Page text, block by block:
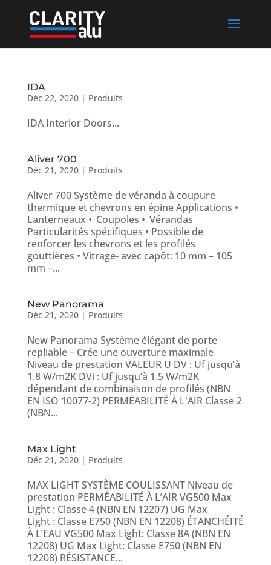
IDA
Déc 22, 2020| Produits
IDA Interior Doors...
Aliver 700
Déc 21, 2020| Produits
Aliver 700 Système de véranda à coupure
thermique et chevrons en épine Applications •
Lanterneaux • Coupoles • Vérandas
Particularités spécifiques • Possible de
renforcer les chevrons et les profilés
gouttières • Vitrage- avec capôt: 10 mm – 105
mm –...
New Panorama
Déc 21, 2020| Produits
New Panorama Système élégant de porte
repliable – Crée une ouverture maximale
Niveau de prestation VALEUR U DV : Uf jusqu’à
1.8 W/m2K DVi : Uf jusqu’à 1.5 W/m2K
dépendant de combinaison de profilés (NBN
EN ISO 10077-2) PERMÉABILITÉ À L'AIR Classe 2
(NBN...
Max Light
Déc 21, 2020| Produits
MAX LIGHT SYSTÈME COULISSANT Niveau de
prestation PERMÉABILITÉ À L’AIR VG500 Max
Light : Classe 4 (NBN EN 12207) UG Max
Light : Classe E750 (NBN EN 12208) ÉTANCHÉITÉ
À L’EAU VG500 Max Light: Classe 8A (NBN EN
12208) UG Max Light: Classe E750 (NBN EN
12208) RÉSISTANCE...